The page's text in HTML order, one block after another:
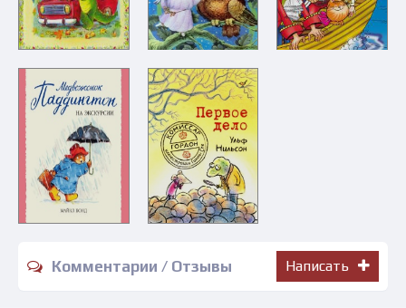
Комментарии / Отзывы Написать